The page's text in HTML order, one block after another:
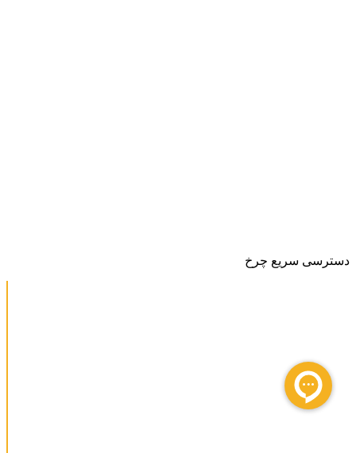
دسترسی سریع چرخ